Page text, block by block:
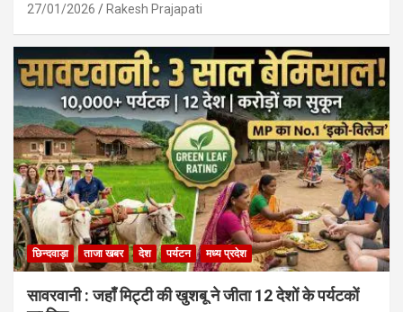
27/01/2026 Rakesh Prajapati
छिन्दवाड़ा ताजा खबर देश पर्यटन मध्य प्रदेश
सावरवानी : जहाँ मिट्टी की खुशबू ने जीता 12 देशों के पर्यटकों